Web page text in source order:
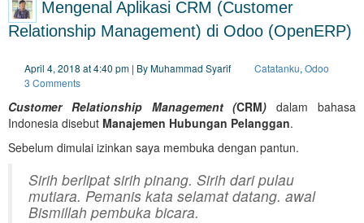
Mengenal Aplikasi CRM (Customer
Relationship Management) di Odoo (OpenERP)
April 4, 2018 at 4:40 pm | By Muhammad Syarif Catatanku, Odoo
3 Comments
Customer Relationship Management (CRM) dalam bahasa
Indonesia disebut Manajemen Hubungan Pelanggan.
Sebelum dimulai izinkan saya membuka dengan pantun.
Sirih berlipat sirih pinang. Sirih dari pulau
mutiara. Pemanis kata selamat datang. awal
Bismillah pembuka bicara.